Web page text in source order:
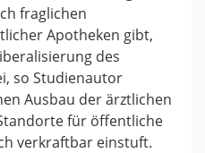
fraglichen
Apotheken gibt,
des
so Studienautor
Ausbau der ärztlichen
für öffentliche
verkraftbar einstuft.